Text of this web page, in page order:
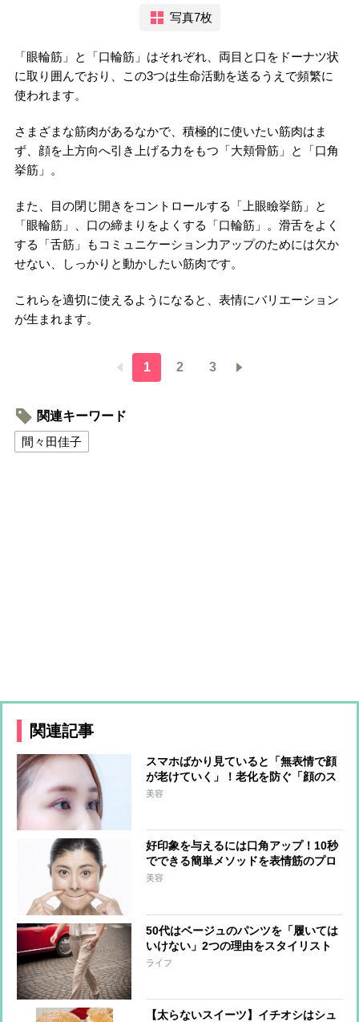
写真7枚
「眼輪筋」と「口輪筋」はそれぞれ、両目と口をドーナツ状
に取り囲んでおり、この3つは生命活動を送るうえで頻繁に
使われます。
さまざまな筋肉があるなかで、積極的に使いたい筋肉はま
ず、顔を上方向へ引き上げる力をもつ「大頬骨筋」と「口角
挙筋」。
また、目の閉じ開きをコントロールする「上眼瞼挙筋」と
「眼輪筋」、口の締まりをよくする「口輪筋」。滑舌をよく
する「舌筋」もコミュニケーション力アップのためには欠か
せない、しっかりと動かしたい筋肉です。
これらを適切に使えるようになると、表情にバリエーション
が生まれます。
1 2 3
関連キーワード
間々田佳子
関連記事
スマホばかり見ていると「無表情で顔
が老けていく」！老化を防ぐ「顔のス
トレッチ」2つを歯科医が教える
美容
好印象を与えるには口角アップ！10秒
でできる簡単メソッドを表情筋のプロ
が伝授！
美容
50代はベージュのパンツを「履いては
いけない」2つの理由をスタイリスト
が解説
ライフ
【太らないスイーツ】イチオシはシュ